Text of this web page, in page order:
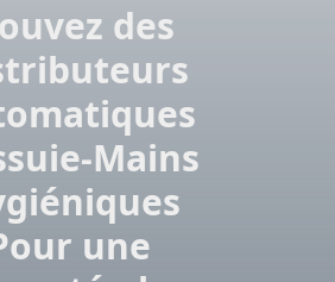
des
Mains
une